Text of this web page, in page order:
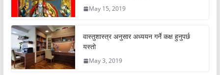
May 15, 2019
वास्तुशास्त्र अनुसार अध्ययन गर्ने कक्ष हुनुपर्छ
यस्तो
May 3, 2019